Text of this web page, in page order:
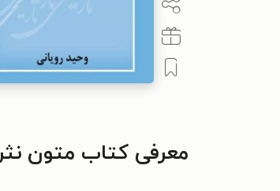
معرفی کتاب متون